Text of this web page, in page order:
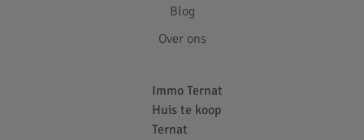
Blog
Over ons
Immo Ternat
Huis te koop
Ternat